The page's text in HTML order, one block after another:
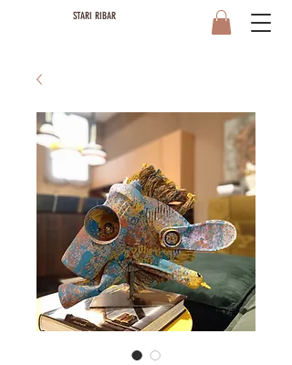
STARI RIBAR